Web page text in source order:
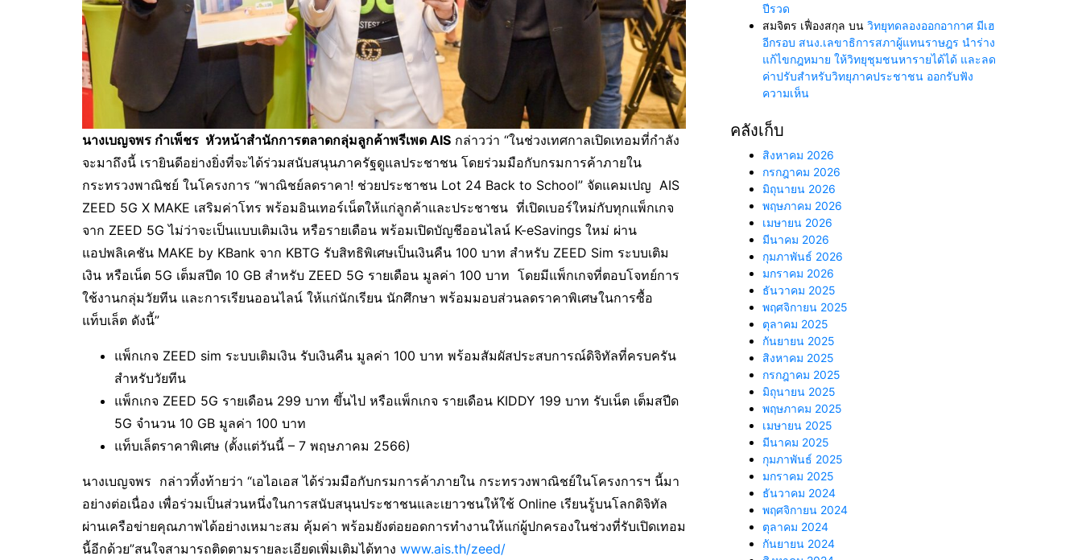
นางเบญจพร กำเพ็ชร หัวหน้าสำนักการตลาดกลุ่มลูกค้าพรีเพด AIS กล่าวว่า “ในช่วงเทศกาลเปิดเทอมที่กำลัง
จะมาถึงนี้ เรายินดีอย่างยิ่งที่จะได้ร่วมสนับสนุนภาครัฐดูแลประชาชน โดยร่วมมือกับกรมการค้าภายใน
กระทรวงพาณิชย์ ในโครงการ “พาณิชย์ลดราคา! ช่วยประชาชน Lot 24 Back to School” จัดแคมเปญ AIS
ZEED 5G X MAKE เสริมค่าโทร พร้อมอินเทอร์เน็ตให้แก่ลูกค้าและประชาชน ที่เปิดเบอร์ใหม่กับทุกแพ็กเกจ
จาก ZEED 5G ไม่ว่าจะเป็นแบบเติมเงิน หรือรายเดือน พร้อมเปิดบัญชีออนไลน์ K-eSavings ใหม่ ผ่าน
แอปพลิเคชัน MAKE by KBank จาก KBTG รับสิทธิพิเศษเป็นเงินคืน 100 บาท สำหรับ ZEED Sim ระบบเติม
เงิน หรือเน็ต 5G เต็มสปีด 10 GB สำหรับ ZEED 5G รายเดือน มูลค่า 100 บาท โดยมีแพ็กเกจที่ตอบโจทย์การ
ใช้งานกลุ่มวัยทีน และการเรียนออนไลน์ ให้แก่นักเรียน นักศึกษา พร้อมมอบส่วนลดราคาพิเศษในการซื้อ
แท็บเล็ต ดังนี้”
แพ็กเกจ ZEED sim ระบบเติมเงิน รับเงินคืน มูลค่า 100 บาท พร้อมสัมผัสประสบการณ์ดิจิทัลที่ครบครัน
สำหรับวัยทีน
แพ็กเกจ ZEED 5G รายเดือน 299 บาท ขึ้นไป หรือแพ็กเกจ รายเดือน KIDDY 199 บาท รับเน็ต เต็มสปีด
5G จำนวน 10 GB มูลค่า 100 บาท
แท็บเล็ตราคาพิเศษ (ตั้งแต่วันนี้ – 7 พฤษภาคม 2566)
นางเบญจพร กล่าวทิ้งท้ายว่า “เอไอเอส ได้ร่วมมือกับกรมการค้าภายใน กระทรวงพาณิชย์ในโครงการฯ นี้มา
อย่างต่อเนื่อง เพื่อร่วมเป็นส่วนหนึ่งในการสนับสนุนประชาชนและเยาวชนให้ใช้ Online เรียนรู้บนโลกดิจิทัล
ผ่านเครือข่ายคุณภาพได้อย่างเหมาะสม คุ้มค่า พร้อมยังต่อยอดการทำงานให้แก่ผู้ปกครองในช่วงที่รับเปิดเทอม
นี้อีกด้วย”สนใจสามารถติดตามรายละเอียดเพิ่มเติมได้ทาง www.ais.th/zeed/
ปีรวด
สมจิตร เฟื่องสกุล บน วิทยุทดลองออกอากาศ มีเฮ
อีกรอบ สนง.เลขาธิการสภาผู้แทนราษฎร นำร่าง
แก้ไขกฎหมาย ให้วิทยุชุมชนหารายได้ได้ และลด
ค่าปรับสำหรับวิทยุภาคประชาชน ออกรับฟัง
ความเห็น
คลังเก็บ
สิงหาคม 2026
กรกฎาคม 2026
มิถุนายน 2026
พฤษภาคม 2026
เมษายน 2026
มีนาคม 2026
กุมภาพันธ์ 2026
มกราคม 2026
ธันวาคม 2025
พฤศจิกายน 2025
ตุลาคม 2025
กันยายน 2025
สิงหาคม 2025
กรกฎาคม 2025
มิถุนายน 2025
พฤษภาคม 2025
เมษายน 2025
มีนาคม 2025
กุมภาพันธ์ 2025
มกราคม 2025
ธันวาคม 2024
พฤศจิกายน 2024
ตุลาคม 2024
กันยายน 2024